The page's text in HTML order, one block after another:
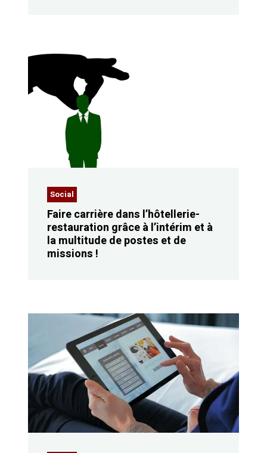
Social
Faire carrière dans l’hôtellerie-
restauration grâce à l’intérim et à
la multitude de postes et de
missions !